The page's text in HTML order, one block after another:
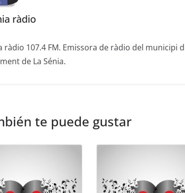
ràdio
ràdio 107.4 FM. Emissora de ràdio del municipi
de La Sénia.
te puede gustar